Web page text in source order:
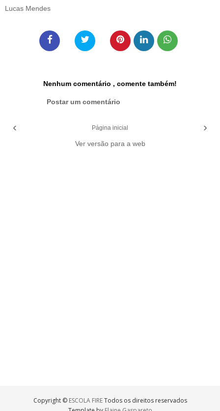
Lucas Mendes
Nenhum comentário , comente também!
Postar um comentário
‹ ›
Página inicial
Ver versão para a web
Copyright © ESCOLA FIRETodos os direitos reservados